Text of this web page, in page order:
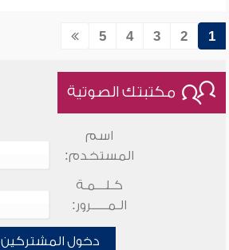
1
2
3
4
5
مكتبتك الصوتية
اسم
المستخدم:
كـلـــمـة
الـمـــــرور:
دخول المشتركين